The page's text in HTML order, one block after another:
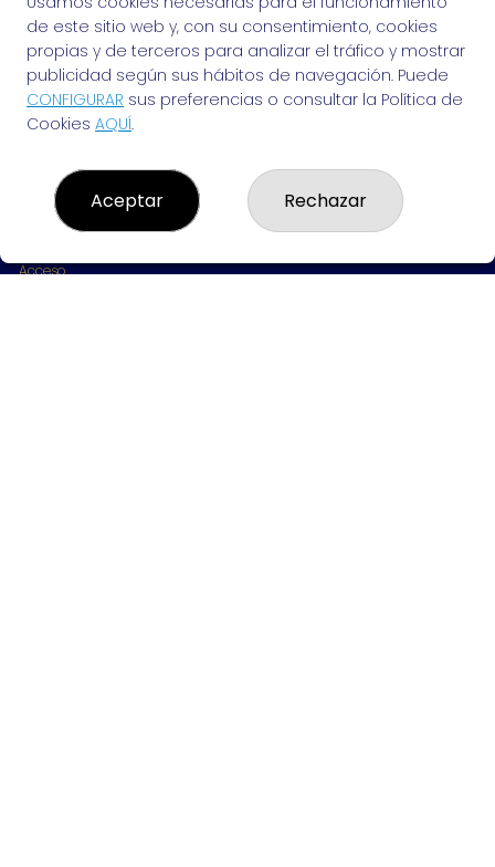
EL VENDEDOR DE SUEÑOS
¿Quiénes somos?
Resultados
Contacto
Empresas
Acceso
de este sitio web y, con su consentimiento, cookies
propias y de terceros para analizar el tráfico y mostrar
publicidad según sus hábitos de navegación. Puede
CONFIGURAR sus preferencias o consultar la Política de
Cookies AQUÍ.
Aceptar Rechazar